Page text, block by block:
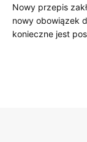
Nowy przepis
nowy obowiązek
konieczne jest